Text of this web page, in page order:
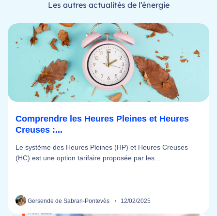
Les autres actualités de l’énergie
Comprendre les Heures Pleines et Heures
Creuses :...
Le système des Heures Pleines (HP) et Heures Creuses
(HC) est une option tarifaire proposée par les...
Gersende de Sabran-Pontevès 12/02/2025